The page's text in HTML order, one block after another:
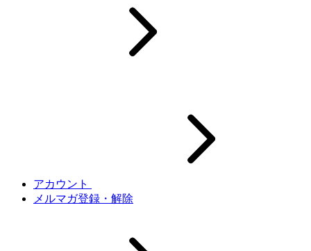
アカウント
メルマガ登録・解除